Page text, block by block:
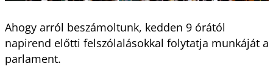
Ahogy arról beszámoltunk, kedden 9 órától
napirend előtti felszólalásokkal folytatja munkáját a
parlament.